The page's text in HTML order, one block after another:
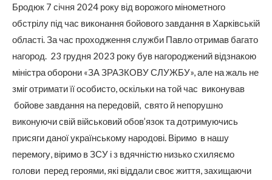
Бродюк 7 січня 2024 року від ворожого мінометного
обстрілу під час виконання бойового завдання в Харківській
області. За час проходження служби Павло отримав багато
нагород. 23 грудня 2023 року був нагороджений відзнакою
міністра оборони «ЗА ЗРАЗКОВУ СЛУЖБУ», але на жаль не
зміг отримати її особисто, оскільки на той час виконував
бойове завдання на передовій, свято й непорушно
виконуючи свій військовий обов’язок та дотримуючись
присяги даної українському народові. Віримо в нашу
перемогу, віримо в ЗСУ і з вдячністю низько схиляємо
голови перед героями, які віддали своє життя, захищаючи